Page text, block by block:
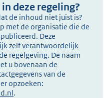
deze regeling?
de inhoud niet juist is?
met de organisatie die de
Deze
zelf verantwoordelijk
regelgeving. De naam
u bovenaan de
van de
opzoeken:
.